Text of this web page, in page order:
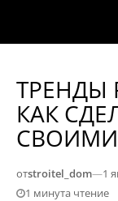
ТРЕНДЫ
КАК
отstroitel_dom—1
1 минута чтение